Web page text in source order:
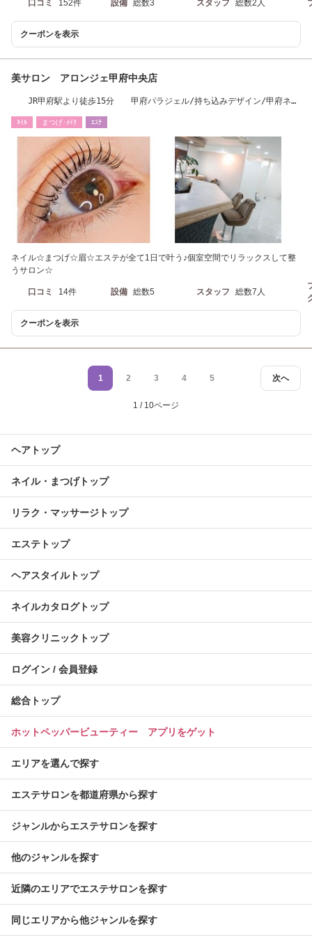
口コミ 152件 設備 総数3 スタッフ 総数2人
クーポンを表示
美サロン アロンジェ甲府中央店
JR甲府駅より徒歩15分 甲府パラジェル/持ち込みデザイン/甲府ネイ
ﾈｲﾙ まつげ･ﾒｲｸ ｴｽﾃ
ネイル☆まつげ☆眉☆エステが全て1日で叶う♪個室空間でリラックスして整
うサロン☆
口コミ 14件 設備 総数5 スタッフ 総数7人
クーポンを表示
次へ
1 2 3 4 5
1 / 10ページ
ヘアトップ
ネイル・まつげトップ
リラク・マッサージトップ
エステトップ
ヘアスタイルトップ
ネイルカタログトップ
美容クリニックトップ
ログイン / 会員登録
総合トップ
ホットペッパービューティー アプリをゲット
エリアを選んで探す
エステサロンを都道府県から探す
ジャンルからエステサロンを探す
他のジャンルを探す
近隣のエリアでエステサロンを探す
同じエリアから他ジャンルを探す